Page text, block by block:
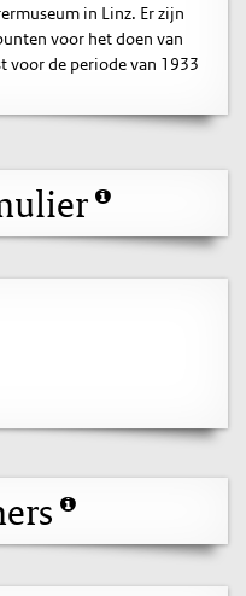
in Linz. Er zijn
voor het doen van
voor de periode van 1933